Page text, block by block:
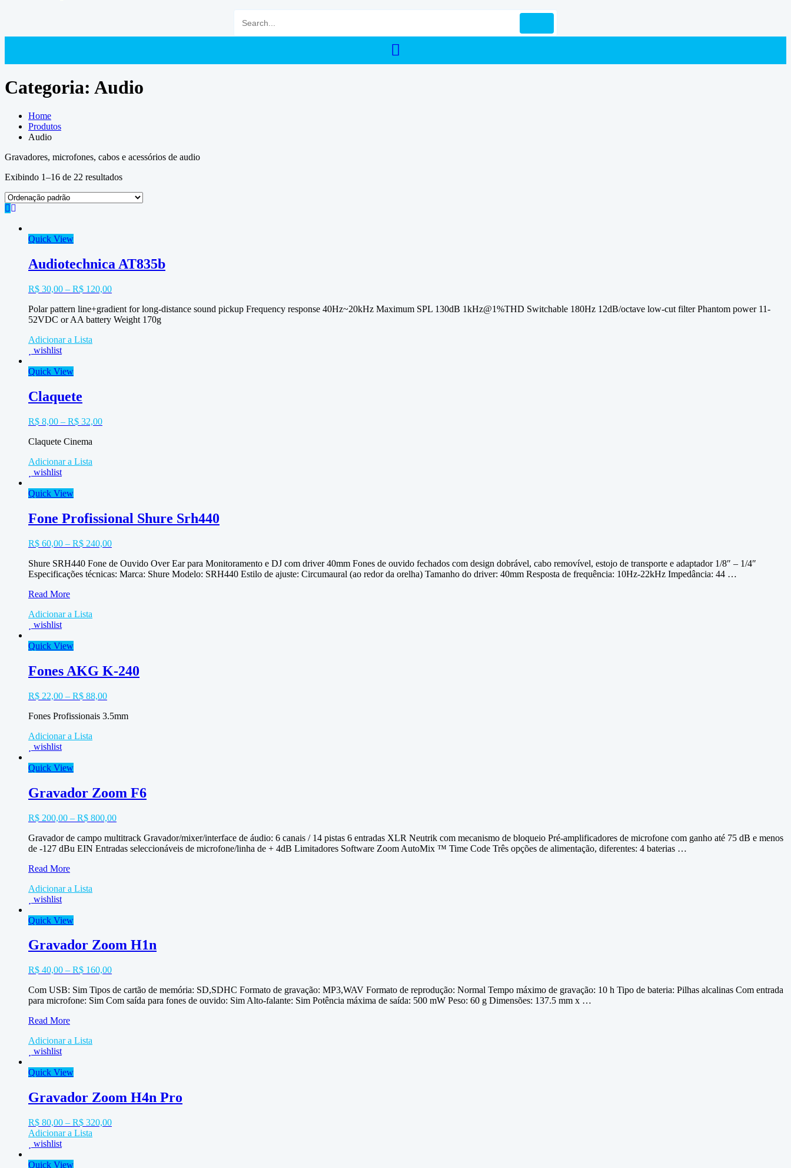
Categoria: Audio
Home
Produtos
Audio
Gravadores, microfones, cabos e acessórios de audio
Exibindo 1–16 de 22 resultados
Quick View
Audiotechnica AT835b
R$ 30,00 – R$ 120,00
Polar pattern line+gradient for long-distance sound pickup Frequency response 40Hz~20kHz Maximum SPL 130dB 1kHz@1%THD Switchable 180Hz 12dB/octave low-cut filter Phantom power 11-
52VDC or AA battery Weight 170g
Adicionar a Lista
wishlist
Quick View
Claquete
R$ 8,00 – R$ 32,00
Claquete Cinema
Adicionar a Lista
wishlist
Quick View
Fone Profissional Shure Srh440
R$ 60,00 – R$ 240,00
Shure SRH440 Fone de Ouvido Over Ear para Monitoramento e DJ com driver 40mm Fones de ouvido fechados com design dobrável, cabo removível, estojo de transporte e adaptador 1/8″ – 1/4″
Especificações técnicas: Marca: Shure Modelo: SRH440 Estilo de ajuste: Circumaural (ao redor da orelha) Tamanho do driver: 40mm Resposta de frequência: 10Hz-22kHz Impedância: 44 …
Fone
Shure
Srh440
Read More
Adicionar a Lista
wishlist
Quick View
Fones AKG K-240
R$ 22,00 – R$ 88,00
Fones Profissionais 3.5mm
Adicionar a Lista
wishlist
Quick View
Gravador Zoom F6
R$ 200,00 – R$ 800,00
Gravador de campo multitrack Gravador/mixer/interface de áudio: 6 canais / 14 pistas 6 entradas XLR Neutrik com mecanismo de bloqueio Pré-amplificadores de microfone com ganho até 75 dB e menos
de -127 dBu EIN Entradas seleccionáveis ​​de microfone/linha de + 4dB Limitadores Software Zoom AutoMix ™ Time Code Três opções de alimentação, diferentes: 4 baterias …
Gravador
F6
Read More
Adicionar a Lista
wishlist
Quick View
Gravador Zoom H1n
R$ 40,00 – R$ 160,00
Com USB: Sim Tipos de cartão de memória: SD,SDHC Formato de gravação: MP3,WAV Formato de reprodução: Normal Tempo máximo de gravação: 10 h Tipo de bateria: Pilhas alcalinas Com entrada
para microfone: Sim Com saída para fones de ouvido: Sim Alto-falante: Sim Potência máxima de saída: 500 mW Peso: 60 g Dimensões: 137.5 mm x …
Gravador
H1n
Read More
Adicionar a Lista
wishlist
Quick View
Gravador Zoom H4n Pro
R$ 80,00 – R$ 320,00
Adicionar a Lista
wishlist
Quick View